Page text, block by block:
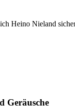
Heino Nieland
Geräusche